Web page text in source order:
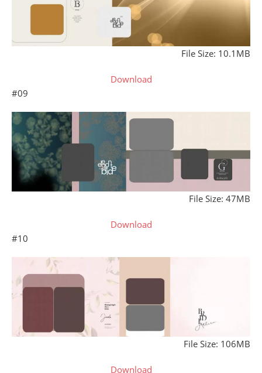
File Size: 10.1MB
Download
#09
File Size: 47MB
Download
#10
File Size: 106MB
Download